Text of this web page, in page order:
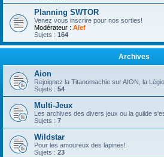
Planning SWTOR
Venez vous inscrire pour nos sorties!
Modérateur : Alef
Sujets : 164
Archives
Aion
Rejoignez la Titanomachie sur AION, la
Sujets : 54
Multi-Jeux
Les archives des divers jeux ou la guilde
Sujets : 7
Wildstar
Pour les amoureux des lapines!
Sujets : 23